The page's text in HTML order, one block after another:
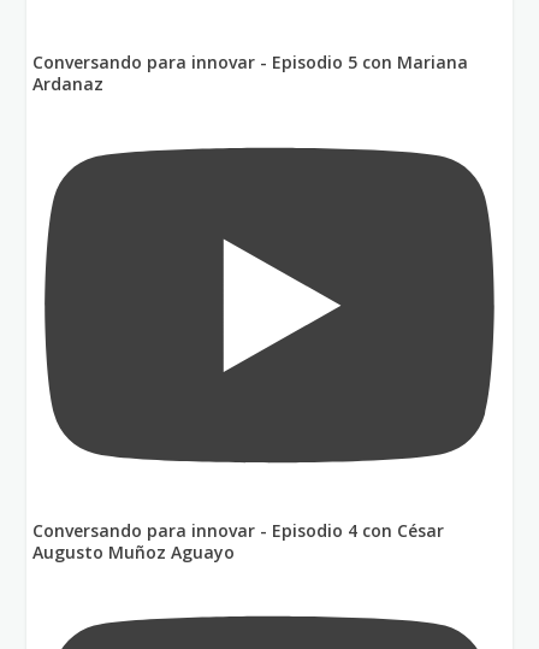
Conversando para innovar - Episodio 5 con Mariana
Ardanaz
Conversando para innovar - Episodio 4 con César
Augusto Muñoz Aguayo